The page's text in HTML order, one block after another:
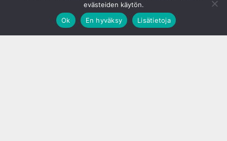
evästeiden käytön.
Ok
En hyväksy Lisätietoja